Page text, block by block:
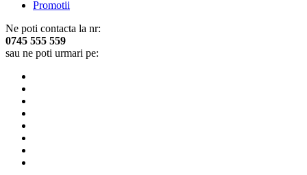
Promotii
Ne poti contacta la nr:
0745 555 559
sau ne poti urmari pe: